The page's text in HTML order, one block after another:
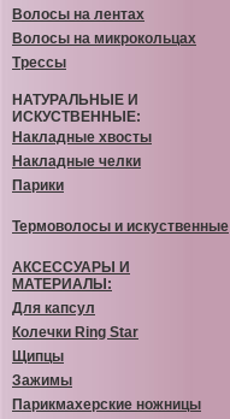
Волосы на лентах
Волосы на микрокольцах
Трессы
НАТУРАЛЬНЫЕ И
ИСКУСТВЕННЫЕ:
Накладные хвосты
Накладные челки
Парики
Термоволосы и искуственные
АКСЕССУАРЫ И
МАТЕРИАЛЫ:
Для капсул
Колечки Ring Star
Щипцы
Зажимы
Парикмахерские ножницы